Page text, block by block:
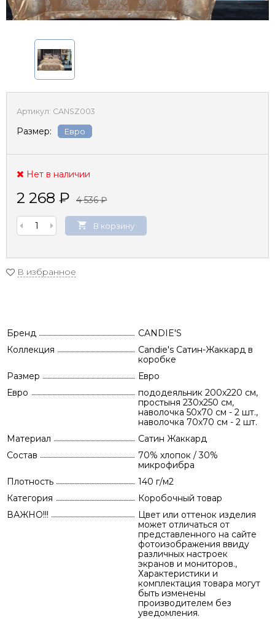
Артикул: CANSZ003
Размер: Евро
Нет в наличии
2 268 ₽ 4 536₽
В корзину
В избранное
Бренд
CANDIE'S
Коллекция
Candie's Сатин-Жаккард в
коробке
Размер
Евро
Евро
пододеяльник 200х220 см,
простыня 230х250 см,
наволочка 50х70 см - 2 шт.,
наволочка 70х70 см - 2 шт.
Материал
Сатин Жаккард
Состав
70% хлопок / 30%
микрофибра
Плотность
140 г/м2
Категория
Коробочный товар
ВАЖНО!!!
Цвет или оттенок изделия
может отличаться от
представленного на сайте
фотоизображения ввиду
различных настроек
экранов и мониторов.,
Характеристики и
комплектация товара могут
быть изменены
производителем без
уведомления.